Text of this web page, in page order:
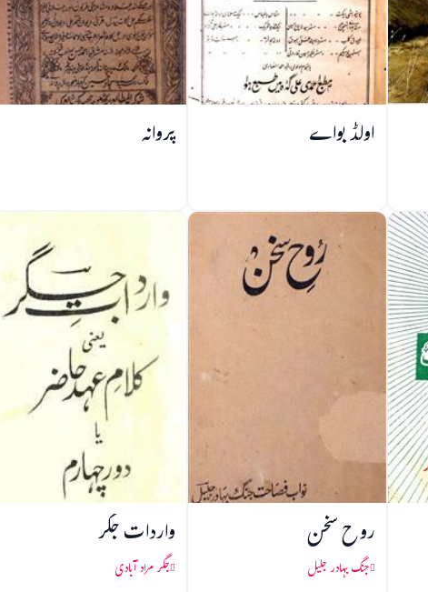
اولڈ بواے پروانہ
روح سخن
جنگ بہادر جلیل
واردات جگر
جگر مراد آبادی